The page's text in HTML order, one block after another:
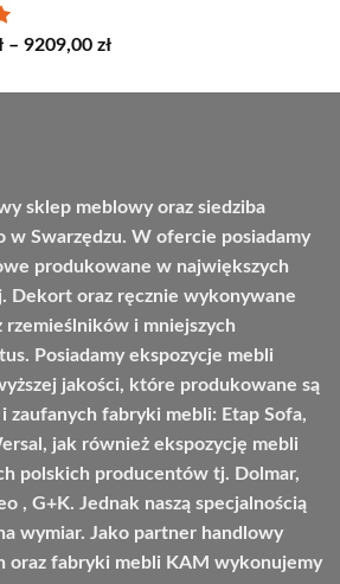
– 9209,00 złZakres
od
sklep meblowy oraz siedziba
w Swarzędzu. W ofercie posiadamy
produkowane w największych
Dekort oraz ręcznie wykonywane
rzemieślników i mniejszych
Posiadamy ekspozycje mebli
jakości, które produkowane są
zaufanych fabryki mebli: Etap Sofa,
jak również ekspozycję mebli
polskich producentów tj. Dolmar,
, G+K. Jednak naszą specjalnością
wymiar. Jako partner handlowy
oraz fabryki mebli KAM wykonujemy